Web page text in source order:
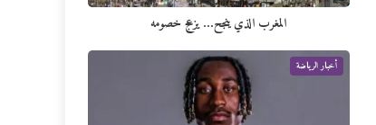
المغرب الذي ينجح… يزعج خصومه
أخبار الرياضة